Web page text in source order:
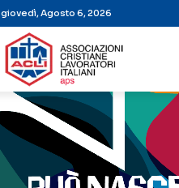
giovedì, Agosto 6, 2026